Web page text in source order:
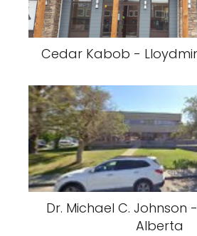
Cedar Kabob -
Dr. Michael C. Johnson
Alberta